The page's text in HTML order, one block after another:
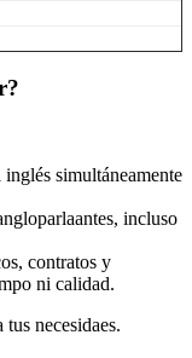
simultáneamente
incluso
contratos y
ni calidad.
tus necesidaes.